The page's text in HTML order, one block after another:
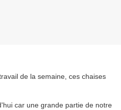
de la semaine, ces chaises
car une grande partie de notre